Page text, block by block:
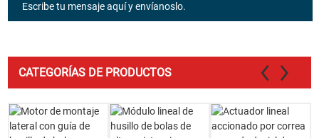
Escribe tu mensaje aquí y envíanoslo.
CATEGORÍAS DE PRODUCTOS